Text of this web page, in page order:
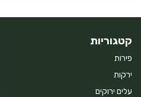
קטגוריות
פירות
ירקות
עלים ירוקים